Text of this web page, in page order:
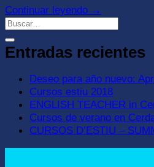
Continuar leyendo →
Entradas recientes
Deseo para año nuevo:
Cursos estiu 2018
ENGLISH TEACHER in
Cursos de verano en
CURSOS D’ESTIU –